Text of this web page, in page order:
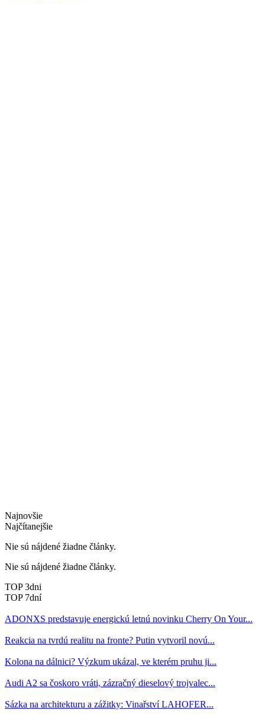
Najnovšie
Najčítanejšie
Nie sú nájdené žiadne články.
Nie sú nájdené žiadne články.
TOP 3dni
TOP 7dní
ADONXS predstavuje energickú letnú novinku Cherry On Your...
Reakcia na tvrdú realitu na fronte? Putin vytvoril novú...
Kolona na dálnici? Výzkum ukázal, ve kterém pruhu ji...
Audi A2 sa čoskoro vráti, zázračný dieselový trojvalec...
Sázka na architekturu a zážitky: Vinařství LAHOFER...